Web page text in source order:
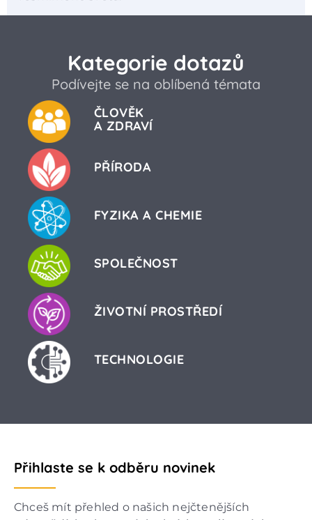
Kategorie dotazů
Podívejte se na oblíbená témata
ČLOVĚK
A ZDRAVÍ
PŘÍRODA
FYZIKA A CHEMIE
SPOLEČNOST
ŽIVOTNÍ PROSTŘEDÍ
TECHNOLOGIE
Přihlaste se k odběru novinek
Chceš mít přehled o našich nejčtenějších